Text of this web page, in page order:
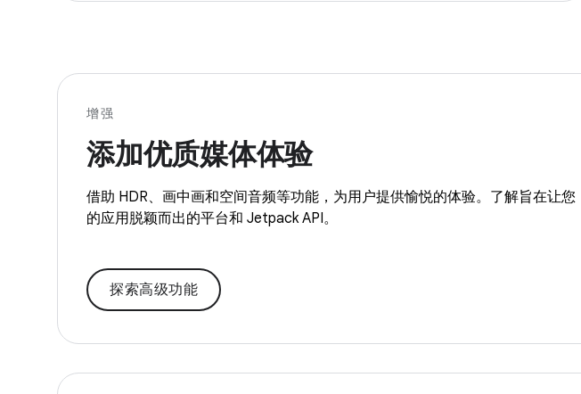
增强
添加优质媒体体验
借助 HDR、画中画和空间音频等功能，为用户提供愉悦的体验。了解旨在让您
的应用脱颖而出的平台和 Jetpack API。
探索高级功能